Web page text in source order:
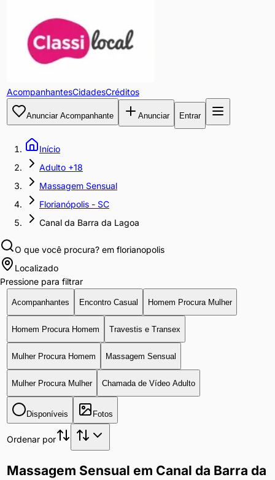
AcompanhantesCidadesCréditos
Anunciar Acompanhante Anunciar Entrar
Início
Adulto +18
Massagem Sensual
Florianópolis - SC
Canal da Barra da Lagoa
O que você procura? em florianopolis
Localizado
Pressione para filtrar
Acompanhantes Encontro Casual Homem Procura Mulher
Homem Procura Homem Travestis e Transex
Mulher Procura Homem Massagem Sensual
Mulher Procura Mulher Chamada de Vídeo Adulto
Disponíveis Fotos
Ordenar por
Massagem Sensual em Canal da Barra da